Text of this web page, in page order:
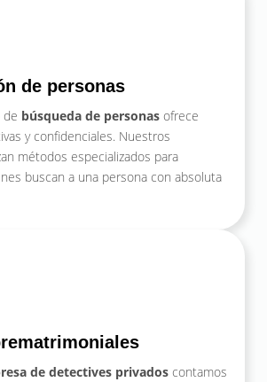
de personas
de búsqueda de personas ofrece
y confidenciales. Nuestros
métodos especializados para
buscan a una persona con absoluta
de detectives privados contamos